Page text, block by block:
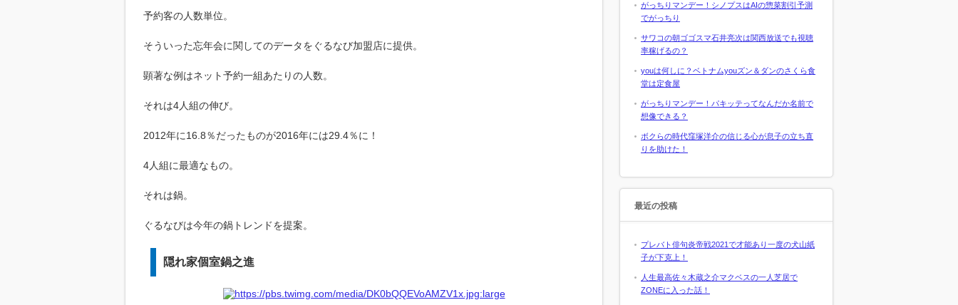
予約客の人数単位。
そういった忘年会に関してのデータをぐるなび加盟店に提供。
顕著な例はネット予約一組あたりの人数。
それは4人組の伸び。
2012年に16.8％だったものが2016年には29.4％に！
4人組に最適なもの。
それは鍋。
ぐるなびは今年の鍋トレンドを提案。
隠れ家個室鍋之進
がっちりマンデー！シノプスはAIの惣菜割引予測
でがっちり
サワコの朝ゴゴスマ石井亮次は関西放送でも視聴
率稼げるの？
youは何しに？ベトナムyouズン＆ダンのさくら食
堂は定食屋
がっちりマンデー！パキッテってなんだか名前で
想像できる？
ボクらの時代窪塚洋介の信じる心が息子の立ち直
りを助けた！
最近の投稿
プレバト俳句炎帝戦2021で才能あり一度の犬山紙
子が下克上！
人生最高佐々木蔵之介マクベスの一人芝居で
ZONEに入った話！